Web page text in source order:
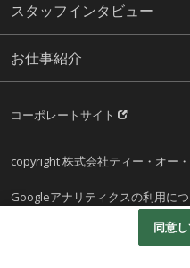
スタッフインタビュー
お仕事紹介
コーポレートサイト
copyright 株式会社ティー・オー
Googleアナリティクスの利用に
同意